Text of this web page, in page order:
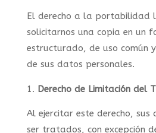
El derecho a la portabilidad
solicitarnos una copia en un
estructurado, de uso común
de sus datos personales.
Derecho de Limitación del
Al ejercitar este derecho,
ser tratados, con excepción